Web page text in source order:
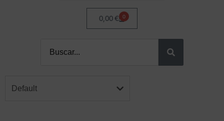
0,00 € 0
Default